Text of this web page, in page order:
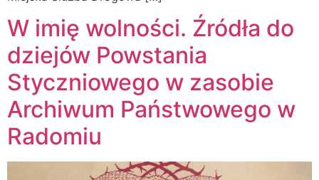
W imię wolności. Źródła do
dziejów Powstania
Styczniowego w zasobie
Archiwum Państwowego w
Radomiu